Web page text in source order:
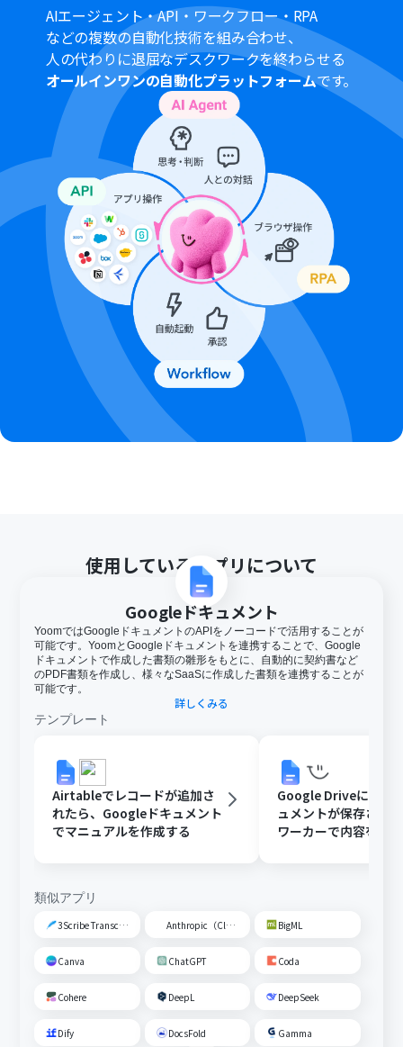
AIエージェント・API・ワークフロー・RPA
などの複数の自動化技術を組み合わせ、
人の代わりに退屈なデスクワークを終わらせる
オールインワンの自動化プラットフォームです。
使用しているアプリについて
Googleドキュメント
YoomではGoogleドキュメントのAPIをノーコードで活用することが
可能です。YoomとGoogleドキュメントを連携することで、Google
ドキュメントで作成した書類の雛形をもとに、自動的に契約書など
のPDF書類を作成し、様々なSaaSに作成した書類を連携することが
可能です。
詳しくみる
テンプレート
Airtableでレコードが追加さ
れたら、Googleドキュメント
でマニュアルを作成する
Google Driveに
ュメントが保存され
ワーカーで内容を読
類似アプリ
3Scribe Transcription Anthropic（Claude） BigML
Canva ChatGPT Coda
Cohere DeepL DeepSeek
Dify DocsFold Gamma